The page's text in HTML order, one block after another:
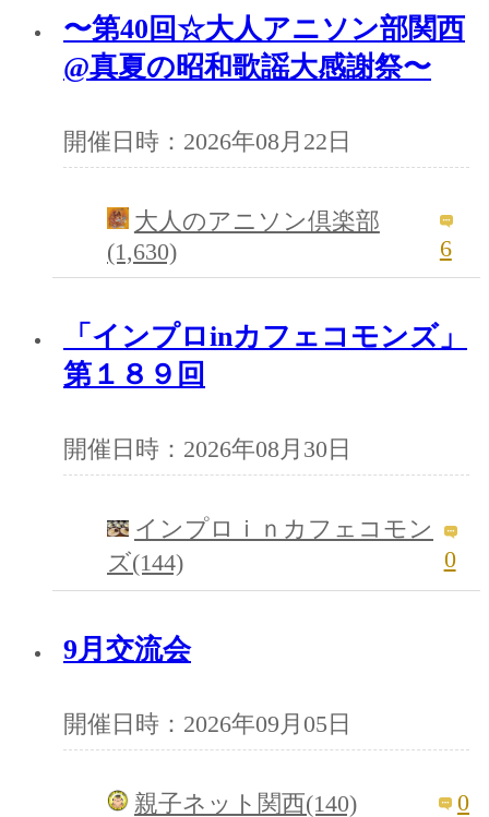
〜第40回☆大人アニソン部関西
@真夏の昭和歌謡大感謝祭〜
開催日時：2026年08月22日
大人のアニソン倶楽部
(1,630)
6
「インプロinカフェコモンズ」
第１８９回
開催日時：2026年08月30日
インプロｉｎカフェコモン
ズ(144)
0
9月交流会
開催日時：2026年09月05日
親子ネット関西(140) 0